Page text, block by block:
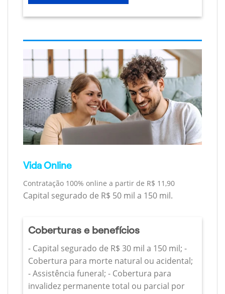
Vida Online
Contratação 100% online a partir de R$ 11,90
Capital segurado de R$ 50 mil a 150 mil.
Coberturas e benefícios
- Capital segurado de R$ 30 mil a 150 mil; -
Cobertura para morte natural ou acidental;
- Assistência funeral; - Cobertura para
invalidez permanente total ou parcial por